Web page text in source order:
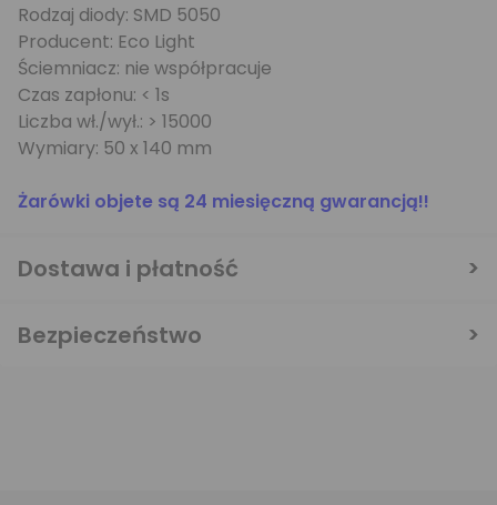
Rodzaj diody: SMD 5050
Producent: Eco Light
Ściemniacz: nie współpracuje
Czas zapłonu: < 1s
Liczba wł./wył.: > 15000
Wymiary: 50 x 140 mm
Żarówki objete są 24 miesięczną gwarancją!!
Dostawa i płatność
Bezpieczeństwo